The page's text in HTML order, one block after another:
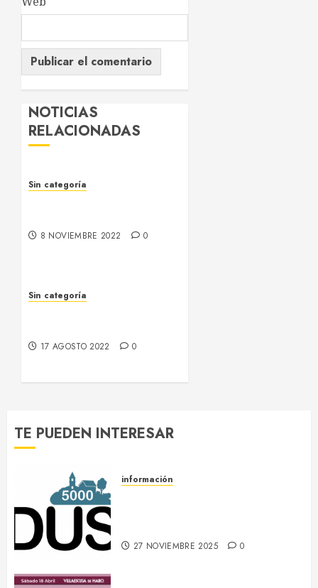
NOTICIAS
RELACIONADAS
Sin categoría
8 NOVIEMBRE 2022 0
Sin categoría
17 AGOSTO 2022 0
TE PUEDEN INTERESAR
información
27 NOVIEMBRE 2025 0